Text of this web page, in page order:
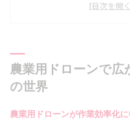
農作業の省力化を実現
進化
リット
農業用ドローンで広
の世界
農業用ドローンが作業効率化